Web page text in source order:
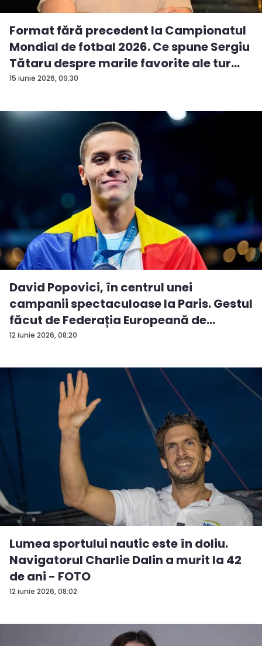
15 iunie 2026, 09:30
Format fără precedent la Campionatul
Mondial de fotbal 2026. Ce spune Sergiu
Tătaru despre marile favorite ale tur...
12 iunie 2026, 08:20
David Popovici, în centrul unei
campanii spectaculoase la Paris. Gestul
făcut de Federația Europeană de
Natați...
12 iunie 2026, 08:02
Lumea sportului nautic este în doliu.
Navigatorul Charlie Dalin a murit la 42
de ani - FOTO